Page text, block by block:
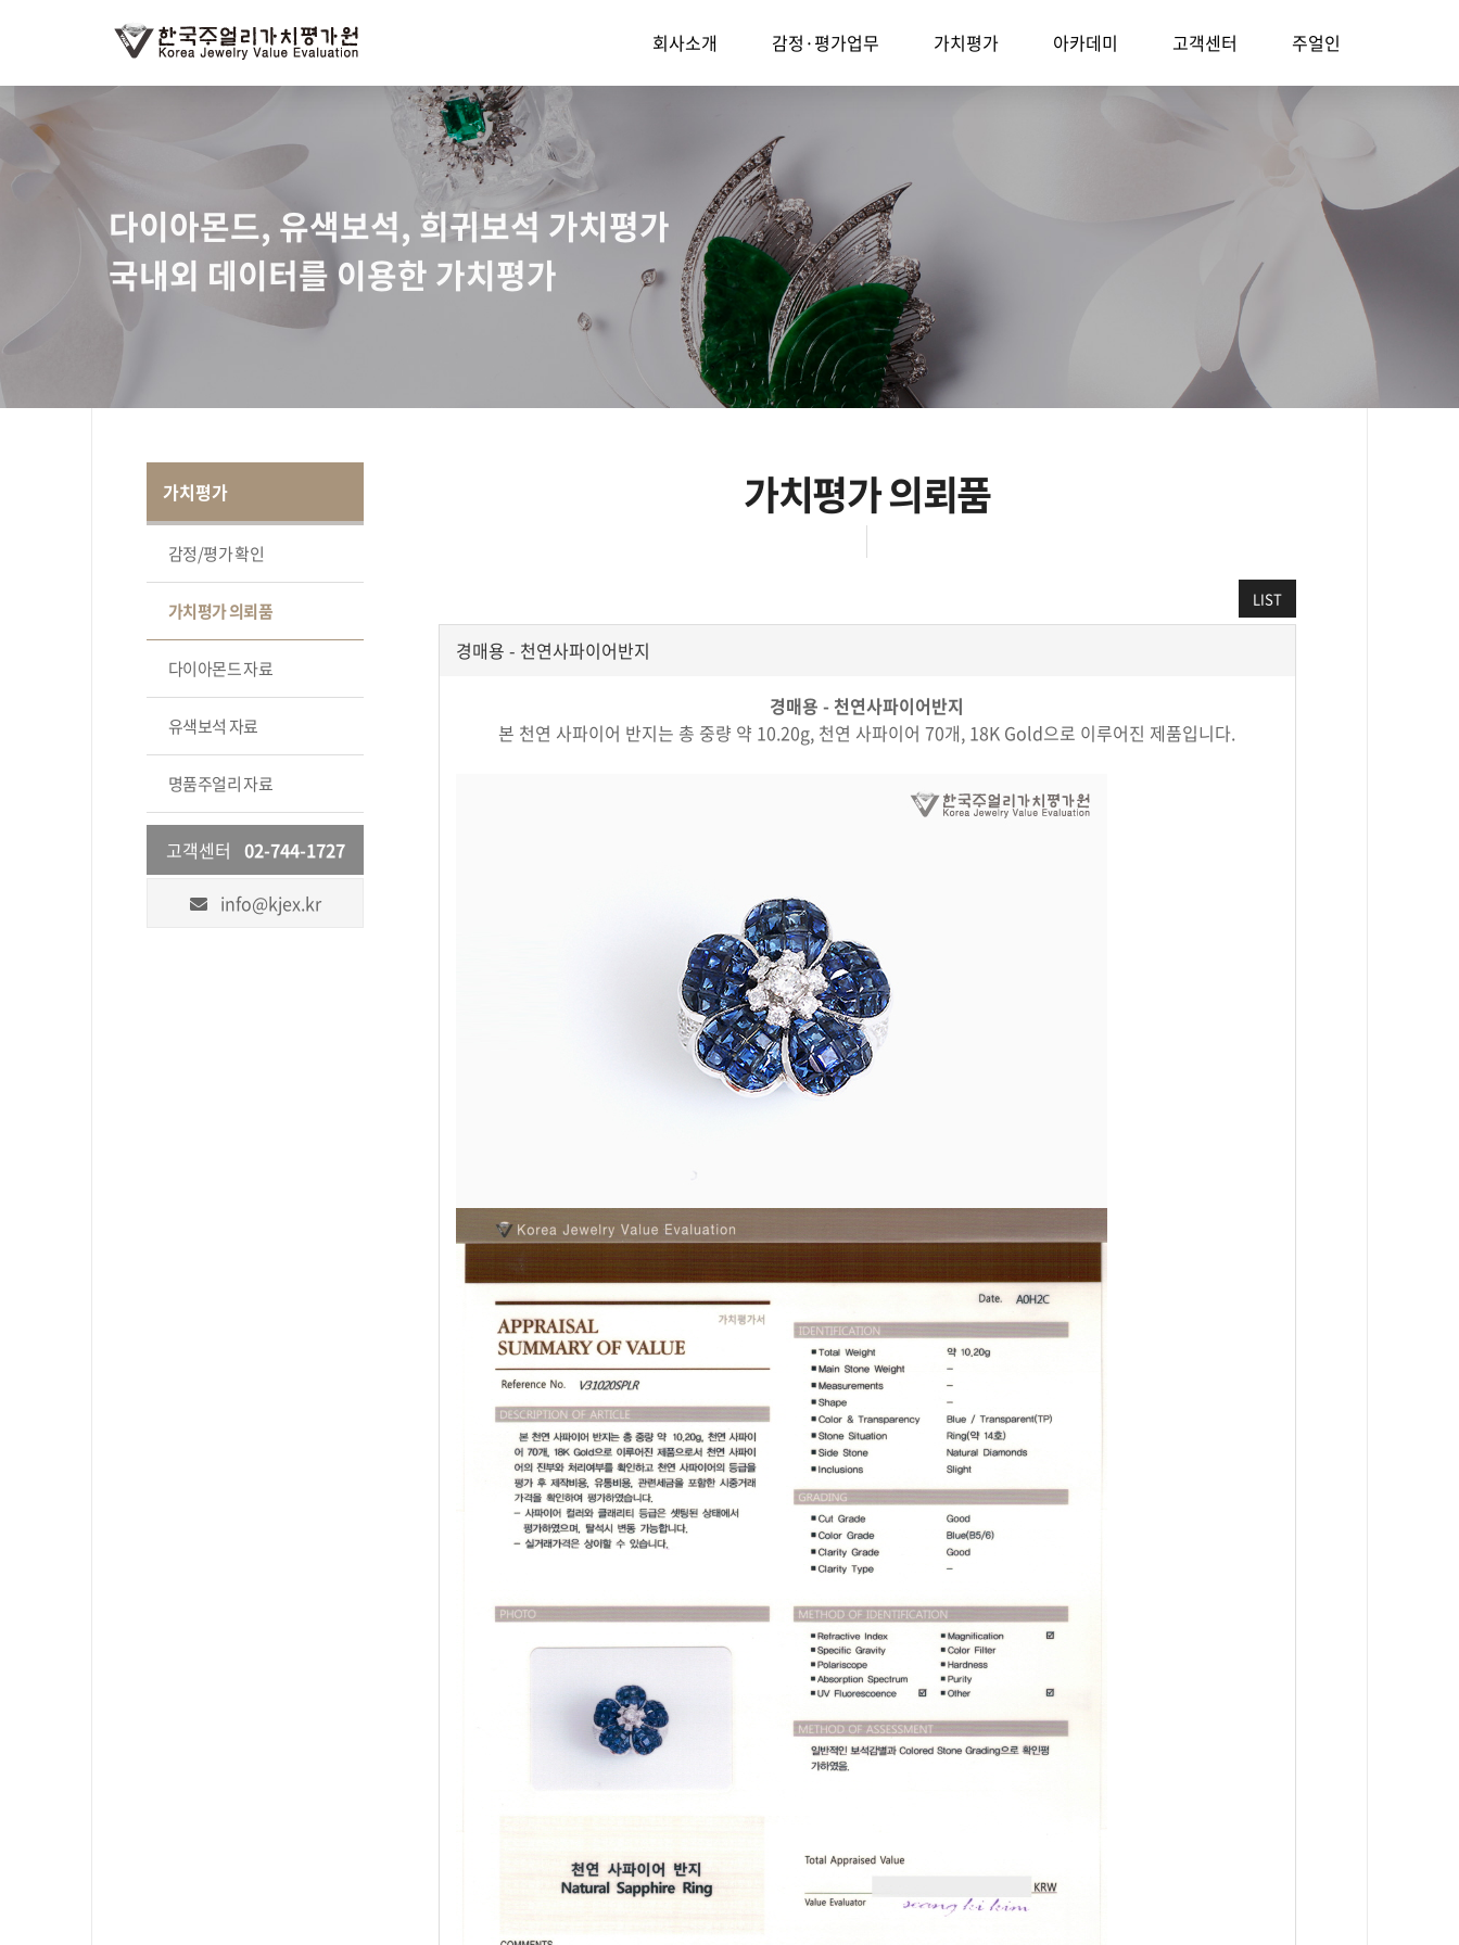
회사소개 감정·평가업무 가치평가 아카데미 고객센터 주얼인
다이아몬드, 유색보석, 희귀보석 가치평가
국내외 데이터를 이용한 가치평가
가치평가
감정/평가 확인
가치평가 의뢰품
다이아몬드 자료
유색보석 자료
명품주얼리 자료
고객센터 02-744-1727
info@kjex.kr
가치평가 의뢰품
LIST
경매용 - 천연사파이어반지
경매용 - 천연사파이어반지
본 천연 사파이어 반지는 총 중량 약 10.20g, 천연 사파이어 70개, 18K Gold으로 이루어진 제품입니다.